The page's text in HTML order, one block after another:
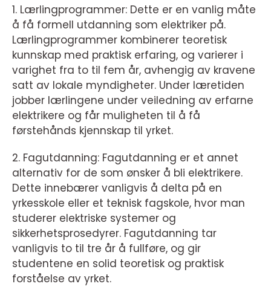
1. Lærlingprogrammer: Dette er en vanlig måte
å få formell utdanning som elektriker på.
Lærlingprogrammer kombinerer teoretisk
kunnskap med praktisk erfaring, og varierer i
varighet fra to til fem år, avhengig av kravene
satt av lokale myndigheter. Under læretiden
jobber lærlingene under veiledning av erfarne
elektrikere og får muligheten til å få
førstehånds kjennskap til yrket.
2. Fagutdanning: Fagutdanning er et annet
alternativ for de som ønsker å bli elektrikere.
Dette innebærer vanligvis å delta på en
yrkesskole eller et teknisk fagskole, hvor man
studerer elektriske systemer og
sikkerhetsprosedyrer. Fagutdanning tar
vanligvis to til tre år å fullføre, og gir
studentene en solid teoretisk og praktisk
forståelse av yrket.